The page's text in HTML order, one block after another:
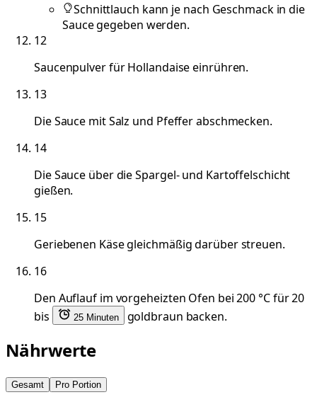
Schnittlauch kann je nach Geschmack in die
Sauce gegeben werden.
12
Saucenpulver für Hollandaise einrühren.
13
Die Sauce mit Salz und Pfeffer abschmecken.
14
Die Sauce über die Spargel- und Kartoffelschicht
gießen.
15
Geriebenen Käse gleichmäßig darüber streuen.
16
Den Auflauf im vorgeheizten Ofen bei 200 °C für 20
bis
25 Minuten goldbraun backen.
Nährwerte
Gesamt Pro Portion